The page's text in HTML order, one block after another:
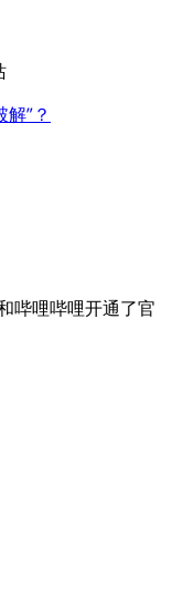
”？
哔哩哔哩开通了官